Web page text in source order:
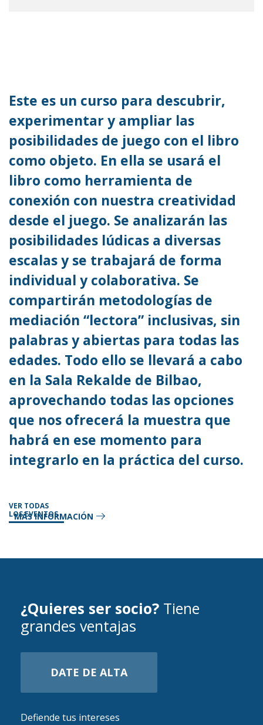
Este es un curso para descubrir,
experimentar y ampliar las
posibilidades de juego con el libro
como objeto. En ella se usará el
libro como herramienta de
conexión con nuestra creatividad
desde el juego. Se analizarán las
posibilidades lúdicas a diversas
escalas y se trabajará de forma
individual y colaborativa. Se
compartirán metodologías de
mediación “lectora” inclusivas, sin
palabras y abiertas para todas las
edades. Todo ello se llevará a cabo
en la Sala Rekalde de Bilbao,
aprovechando todas las opciones
que nos ofrecerá la muestra que
habrá en ese momento para
integrarlo en la práctica del curso.
MÁS INFORMACIÓN
VER TODAS
LOS EVENTOS
¿Quieres ser socio? Tiene
grandes ventajas
DATE DE ALTA
Defiende tus intereses